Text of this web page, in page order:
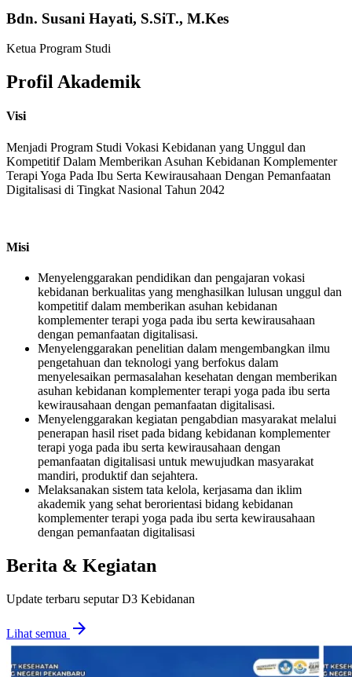
Bdn. Susani Hayati, S.SiT., M.Kes
Ketua Program Studi
Profil Akademik
Visi
Menjadi Program Studi Vokasi Kebidanan yang Unggul dan
Kompetitif Dalam Memberikan Asuhan Kebidanan Komplementer
Terapi Yoga Pada Ibu Serta Kewirausahaan Dengan Pemanfaatan
Digitalisasi di Tingkat Nasional Tahun 2042
Misi
Menyelenggarakan pendidikan dan pengajaran vokasi
kebidanan berkualitas yang menghasilkan lulusan unggul dan
kompetitif dalam memberikan asuhan kebidanan
komplementer terapi yoga pada ibu serta kewirausahaan
dengan pemanfaatan digitalisasi.
Menyelenggarakan penelitian dalam mengembangkan ilmu
pengetahuan dan teknologi yang berfokus dalam
menyelesaikan permasalahan kesehatan dengan memberikan
asuhan kebidanan komplementer terapi yoga pada ibu serta
kewirausahaan dengan pemanfaatan digitalisasi.
Menyelenggarakan kegiatan pengabdian masyarakat melalui
penerapan hasil riset pada bidang kebidanan komplementer
terapi yoga pada ibu serta kewirausahaan dengan
pemanfaatan digitalisasi untuk mewujudkan masyarakat
mandiri, produktif dan sejahtera.
Melaksanakan sistem tata kelola, kerjasama dan iklim
akademik yang sehat berorientasi bidang kebidanan
komplementerterapi yoga pada ibu serta kewirausahaan
dengan pemanfaatan digitalisasi
Berita & Kegiatan
Update terbaru seputar D3 Kebidanan
Lihat semua arrow_forward